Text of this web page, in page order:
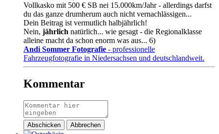
Vollkasko mit 500 € SB nei 15.000km/Jahr - allerdings darfst
du das ganze drumherum auch nicht vernachlässigen...
Dein Beitrag ist vermutlich halbjährlich!
Nein, jährlich natürlich... wie gesagt - die Regionalklasse
alleine macht da schon enorm was aus... 6)
Andi Sommer Fotografie - professionelle
Fahrzeugfotografie in Niedersachsen und deutschlandweit.
Kommentar
Abschicken Abbrechen